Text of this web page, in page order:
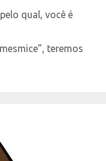
qual, você é
teremos